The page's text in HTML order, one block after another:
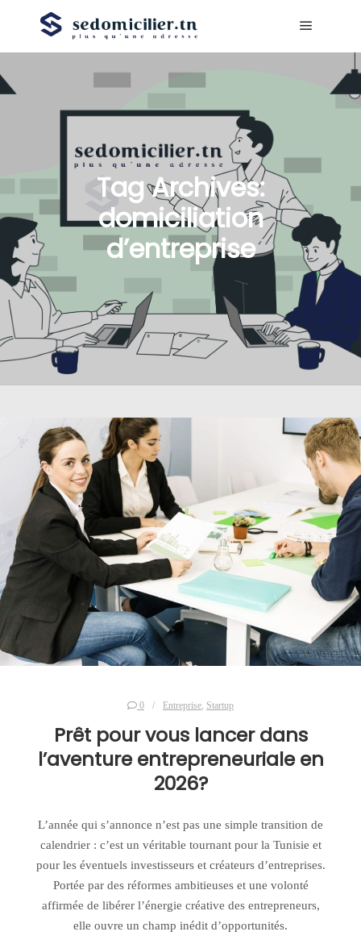
Tag Archives:
domiciliation
d’entreprise
0 Entreprise, Startup
Prêt pour vous lancer dans
l’aventure entrepreneuriale en
2026?
L’année qui s’annonce n’est pas une simple transition de
calendrier : c’est un véritable tournant pour la Tunisie et
pour les éventuels investisseurs et créateurs d’entreprises.
Portée par des réformes ambitieuses et une volonté
affirmée de libérer l’énergie créative des entrepreneurs,
elle ouvre un champ inédit d’opportunités.